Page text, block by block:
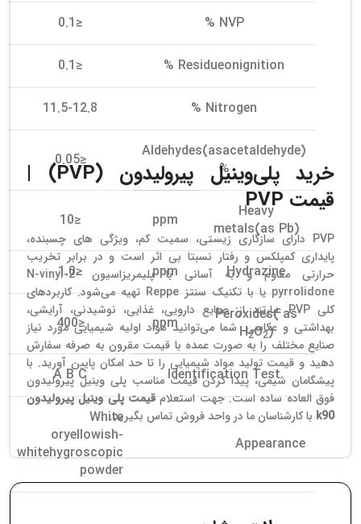
NVP %
≤0.1
Residueonignition %
≤0.1
Nitrogen %
11.5-12.8
Aldehydes(asacetaldehyde)
%
≤0.05
Heavy
metals(as Pb)
ppm
≤10
Hydrazine
ppm
≤1.0
Peroxides( as
H2O2)
ppm
≤400
Identification Test
A B C
Appearance
White
oryellowish-
whitehygroscopic
powder
خرید پلی‌وینیل پیرولیدون (PVP) |
قیمت PVP
PVP دارای سازگاری زیستی، سمیت کم، ویژگی های چسبنده،
پایداری کمپلکس و رفتار نسبتا بی اثر است و در برابر تخریب
حرارتی مقاوم و به آسانی با پلیمریزاسیون N-vinyl-2-
pyrrolidone یا با تکنیک سنتز Reppe تهیه می‌شود. کاربردهای
کلی PVP عبارتند از: صنایع دارویی، غذایی، نوشیدنی، آرایشی،
بهداشتی و عکاسی. شما می‌توانید مواد اولیه شیمیایی مورد نیاز
صنایع مختلف را به صورت عمده با قیمت مقرون به صرفه سفارش
دهید و قیمت تولید مواد شیمیایی را تا حد امکان پایین آورید. با
پیشگامان شیمی، پیدا کردن قیمت مناسب پلی وینیل پیرولیدون
فوق العاده ساده است. جهت استعلامقیمت پلی وینیل پیرولیدون
k90 با کارشناسان ما در واحد فروش تماس بگیرید.